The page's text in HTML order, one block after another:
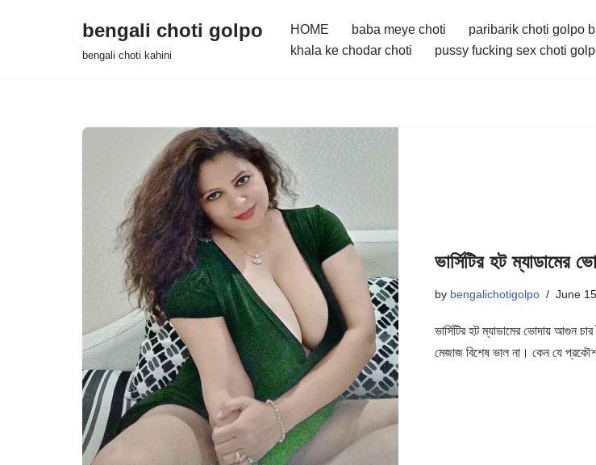
bengali choti golpo
bengali choti kahini
HOME baba meye choti paribarik choti golpo
khala ke chodar choti
pussy fucking sex choti
ভার্সিটির হট ম্যাডামের
by bengalichotigolpo June
ভার্সিটির হট ম্যাডামের ভোদায় আগুন
মেজাজ বিশেষ ভাল না। কেন যে